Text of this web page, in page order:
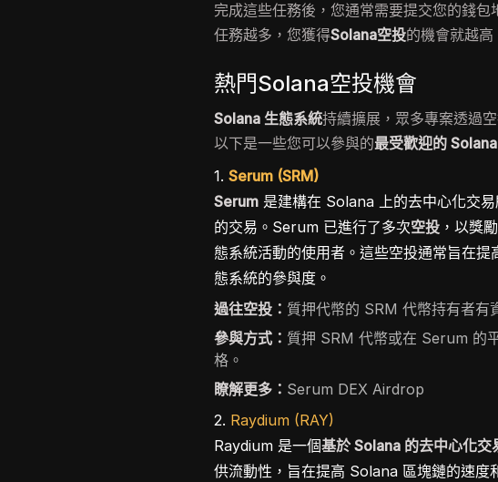
完成這些任務後，您通常需要提交您的錢
任務越多，您獲得Solana空投的機會就越高
熱門Solana空投機會
Solana 生態系統持續擴展，眾多專案透過
以下是一些您可以參與的最受歡迎的
1.Serum (SRM)
Serum 是建構在 Solana 上的去中心化交
的交易。Serum 已進行了多次空投 ，以獎
態系統活動的使用者。這些空投通常旨在
態系統的參與度。
過往空投： 質押代幣的 SRM 代幣持有者有
參與方式： 質押 SRM 代幣或在 Serum 的
格。
瞭解更多： Serum DEX Airdrop
2. Raydium (RAY)
Raydium 是一個基於 Solana 的去中心化交
供流動性，旨在提高 Solana 區塊鏈的速度